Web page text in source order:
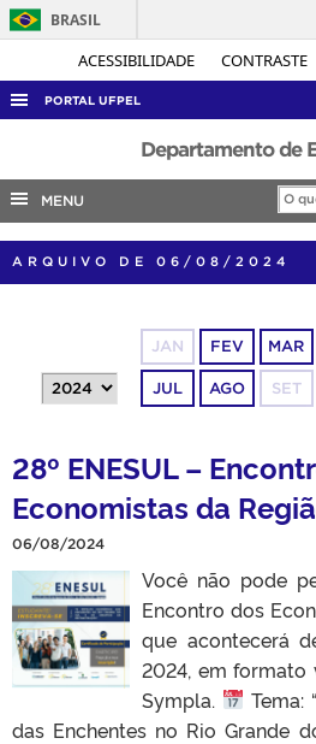
ACESSIBILIDADE CONTRASTE
BRASIL
PORTAL UFPEL
ACESSO À INFORMAÇÃO
AUDITORIA
COBALTO
CONCURSOS
OUVIDORIA
TELEFONES
Departamento de
MENU
ARQUIVO DE 06/08/2024
JAN FEV MAR
JUL AGO SET
28º ENESUL –
Economistas da
06/08/2024
Você não pode
Encontro dos
que acontecerá
2024, em
Sympla.
Tema:
das Enchentes no Rio Grande